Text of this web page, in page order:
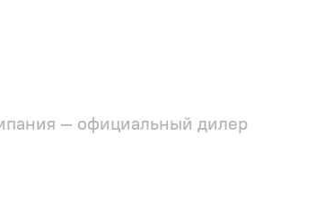
— официальный дилер